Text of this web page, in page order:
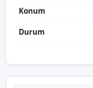
Konum
Durum